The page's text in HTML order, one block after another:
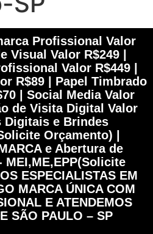
Profissional Valor
Visual Valor R$249 |
Valor R$449 |
R$89 | Papel Timbrado
| Social Media Valor
de Visita Digital Valor
Digitais e Brindes
Orçamento) |
e Abertura de
MEI,ME,EPP(Solicite
ESPECIALISTAS EM
MARCA ÚNICA COM
E ATENDEMOS
SÃO PAULO – SP